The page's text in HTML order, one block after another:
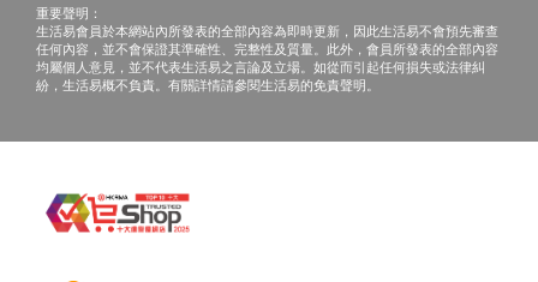
費用。
6. 特殊情況說明
說明並提供後續治療方案。
套餐不包含治療性藥物費用，如需用藥需另行購
前一天與您取得聯繫,確認到院時間，客戶在約定
時間到正觀醫院聼醫生當面講解。
後決定權。
重要聲明：
生活易會員於本網站內所發表的全部內容為即時更新，因此生活易不會預先審查
任何內容，並不會保證其準確性、完整性及質量。此外，會員所發表的全部內容
均屬個人意見，並不代表生活易之言論及立場。如從而引起任何損失或法律糾
紛，生活易概不負責。有關詳情請參閱生活易的免責聲明。